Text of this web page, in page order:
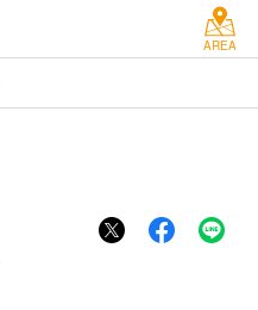
AREA